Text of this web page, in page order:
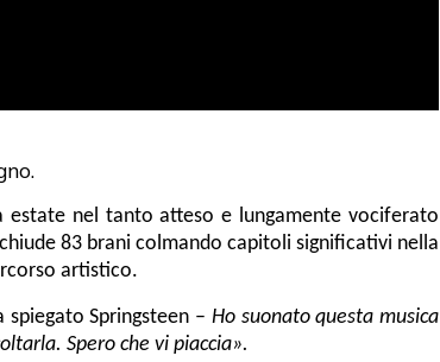
estate nel tanto atteso e lungamente vociferato
83 brani colmando capitoli significativi nella
artistico.
spiegato Springsteen – Ho suonato questa musica
Spero che vi piaccia».